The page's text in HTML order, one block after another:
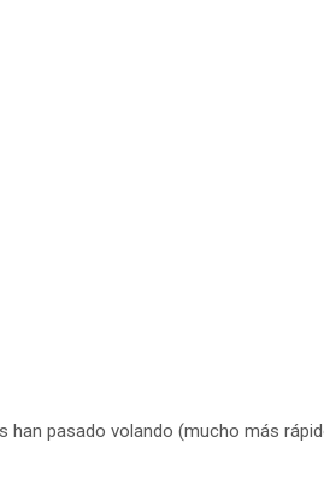
han pasado volando (mucho más